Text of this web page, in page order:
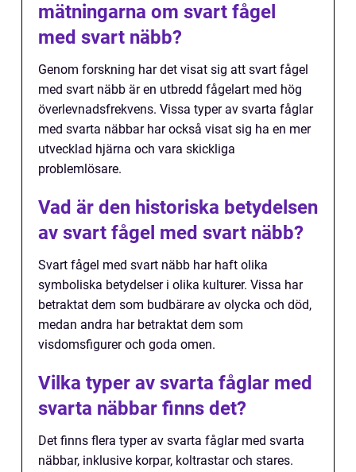
mätningarna om svart fågel
med svart näbb?
Genom forskning har det visat sig att svart fågel
med svart näbb är en utbredd fågelart med hög
överlevnadsfrekvens. Vissa typer av svarta fåglar
med svarta näbbar har också visat sig ha en mer
utvecklad hjärna och vara skickliga
problemlösare.
Vad är den historiska betydelsen
av svart fågel med svart näbb?
Svart fågel med svart näbb har haft olika
symboliska betydelser i olika kulturer. Vissa har
betraktat dem som budbärare av olycka och död,
medan andra har betraktat dem som
visdomsfigurer och goda omen.
Vilka typer av svarta fåglar med
svarta näbbar finns det?
Det finns flera typer av svarta fåglar med svarta
näbbar, inklusive korpar, koltrastar och stares.